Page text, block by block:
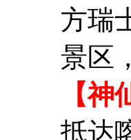
方瑞
景区
【
抵达